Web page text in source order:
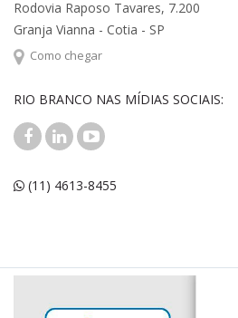
Rodovia Raposo Tavares, 7.200
Granja Vianna - Cotia - SP
Como chegar
RIO BRANCO NAS MÍDIAS SOCIAIS:
(11) 4613-8455